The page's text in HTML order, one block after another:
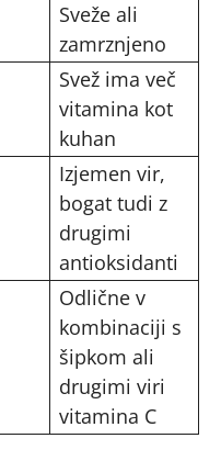
Sveže ali
zamrznjeno
Svež ima več
vitamina kot
kuhan
Izjemen vir,
bogat tudi z
drugimi
antioksidanti
Odlične v
kombinaciji s
šipkom ali
drugimi viri
vitamina C